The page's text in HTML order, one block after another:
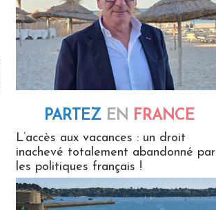
PARTEZ EN FRANCE
L’accès aux vacances : un droit
inachevé totalement abandonné par
les politiques français !